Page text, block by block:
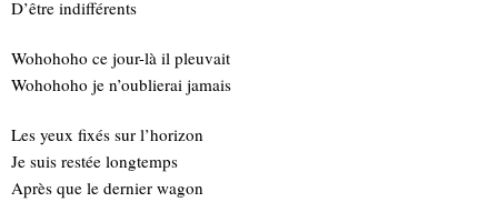
D’être indifférents
Wohohoho ce jour-là il pleuvait
Wohohoho je n’oublierai jamais
Les yeux fixés sur l’horizon
Je suis restée longtemps
Après que le dernier wagon